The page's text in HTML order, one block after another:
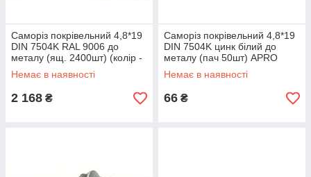
Саморіз покрівельний 4,8*19
DIN 7504K RAL 9006 до
металу (ящ. 2400шт) (колір -
біло-алюмінієвий) APRO
Немає в наявності
2 168 ₴
Саморіз покрівельний 4,8*19
DIN 7504K цинк білий до
металу (пач 50шт) APRO
Немає в наявності
66 ₴